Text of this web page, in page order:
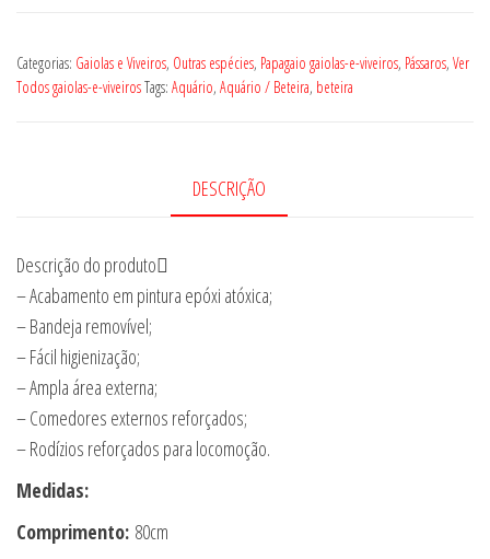
Categorias: Gaiolas e Viveiros, Outras espécies, Papagaio gaiolas-e-viveiros, Pássaros, Ver
Todos gaiolas-e-viveirosTags: Aquário, Aquário / Beteira, beteira
DESCRIÇÃO
Descrição do produto
– Acabamento em pintura epóxi atóxica;
– Bandeja removível;
– Fácil higienização;
– Ampla área externa;
– Comedores externos reforçados;
– Rodízios reforçados para locomoção.
Medidas:
Comprimento: 80cm